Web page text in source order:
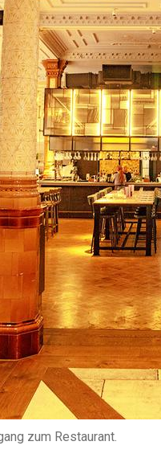
zum Restaurant.